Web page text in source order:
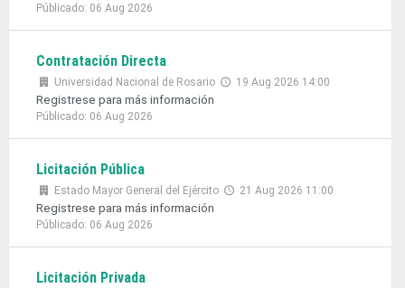
Públicado: 06 Aug 2026
Contratación Directa
Universidad Nacional de Rosario 19 Aug 2026 14:00
Registrese para más información
Públicado: 06 Aug 2026
Licitación Pública
Estado Mayor General del Ejército 21 Aug 2026 11:00
Registrese para más información
Públicado: 06 Aug 2026
Licitación Privada